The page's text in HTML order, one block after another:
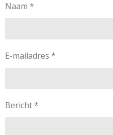
Naam *
E-mailadres *
Bericht *